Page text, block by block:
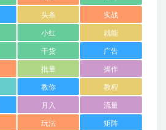
头条 实战
小红 就能
干货 广告
批量 操作
教你 教程
月入 流量
玩法 矩阵